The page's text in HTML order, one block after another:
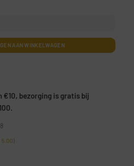
AAN WINKELWAGEN
€10, bezorging is gratis bij
5.00)